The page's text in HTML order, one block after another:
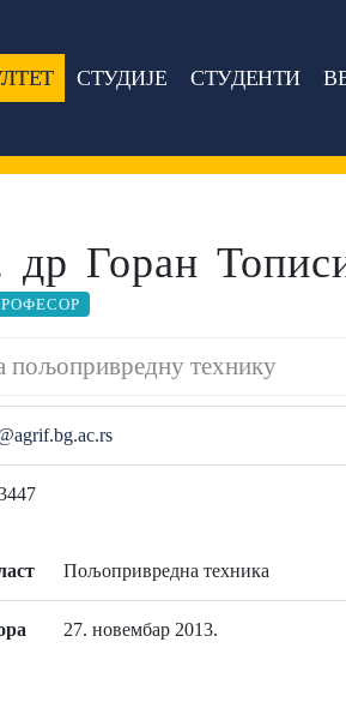
СТУДИЈЕ СТУДЕНТИ
др Горан
пољопривредну технику
Пољопривредна техника
27. новембар 2013.